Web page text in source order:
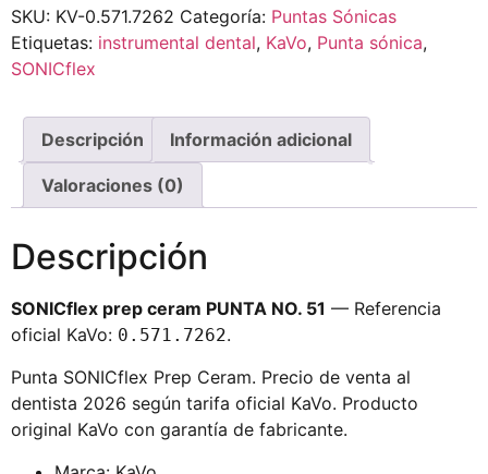
SKU: KV-0.571.7262 Categoría: Puntas Sónicas
Etiquetas: instrumental dental, KaVo, Punta sónica,
SONICflex
Descripción Información adicional
Valoraciones (0)
Descripción
SONICflex prep ceram PUNTA NO. 51 — Referencia
oficial KaVo: 0.571.7262.
Punta SONICflex Prep Ceram. Precio de venta al
dentista 2026 según tarifa oficial KaVo. Producto
original KaVo con garantía de fabricante.